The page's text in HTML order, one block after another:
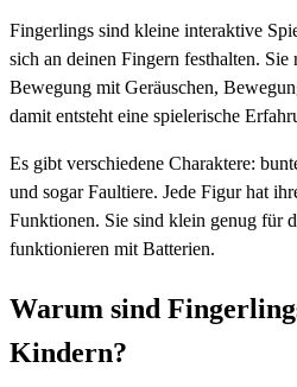
Fingerlings sind kleine interaktive
sich an deinen Fingern festhalten.
Bewegung mit Geräuschen,
damit entsteht eine spielerische
Es gibt verschiedene Charaktere:
und sogar Faultiere. Jede Figur hat
Funktionen. Sie sind klein genug für
funktionieren mit Batterien.
Warum sind
Kindern?